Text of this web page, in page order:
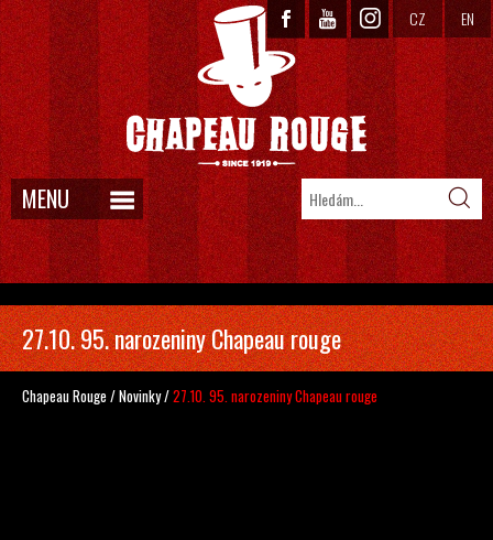
CZ EN
MENU
27.10. 95. narozeniny Chapeau rouge
Chapeau Rouge /Novinky/27.10. 95. narozeniny Chapeau rouge